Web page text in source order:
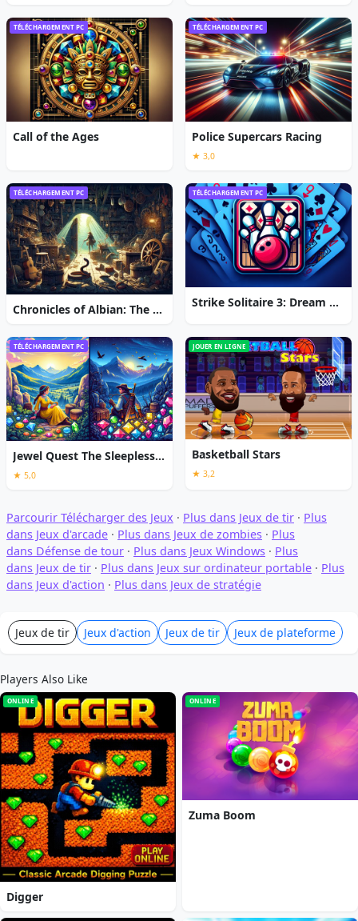
TÉLÉCHARGEMENT PC
Call of the Ages
TÉLÉCHARGEMENT PC
Police Supercars Racing
★ 3,0
TÉLÉCHARGEMENT PC
Chronicles of Albian: The Magic Convention
TÉLÉCHARGEMENT PC
Strike Solitaire 3: Dream Resort
TÉLÉCHARGEMENT PC
Jewel Quest The Sleepless Star
★ 5,0
JOUER EN LIGNE
Basketball Stars
★ 3,2
Parcourir Télécharger des Jeux · Plus dans Jeux de tir · Plus
dans Jeux d'arcade · Plus dans Jeux de zombies · Plus
dans Défense de tour · Plus dans Jeux Windows · Plus
dans Jeux de tir · Plus dans Jeux sur ordinateur portable · Plus
dans Jeux d'action · Plus dans Jeux de stratégie
Jeux de tir Jeux d'action Jeux de tir Jeux de plateforme
Players Also Like
ONLINE
Digger
ONLINE
Zuma Boom